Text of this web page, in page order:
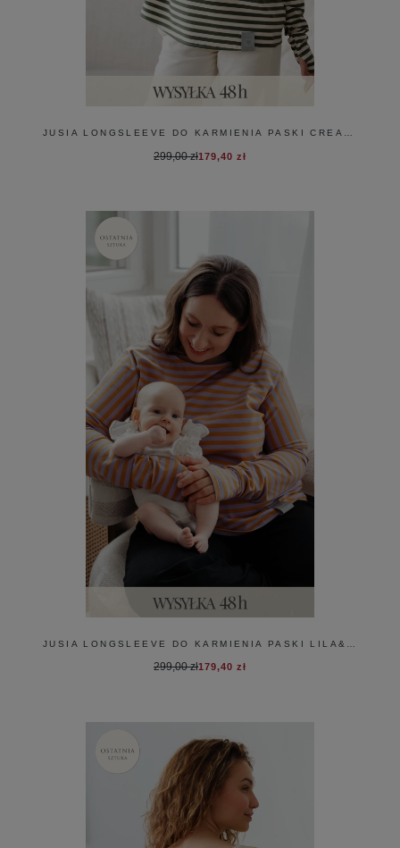
JUSIA LONGSLEEVE DO KARMIENIA PASKI CREAM & ZIELEŃ
179,40 zł
299,00 zł
179,40 zł
299,00 zł